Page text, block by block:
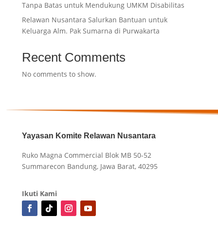
Tanpa Batas untuk Mendukung UMKM Disabilitas
Relawan Nusantara Salurkan Bantuan untuk
Keluarga Alm. Pak Sumarna di Purwakarta
Recent Comments
No comments to show.
Yayasan Komite Relawan Nusantara
Ruko Magna Commercial Blok MB 50-52
Summarecon Bandung, Jawa Barat, 40295
Ikuti Kami